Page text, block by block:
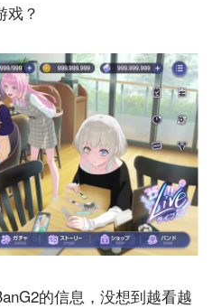
戏？
的信息，没想到越看越